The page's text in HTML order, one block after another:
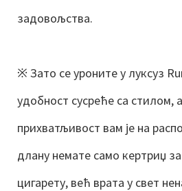
задовољства.
※ Зато се уроните у луксуз
удобност сусреће са стилом,
прихватљивост вам је на
длану немате само кертриџ
цигарету, већ врата у свет